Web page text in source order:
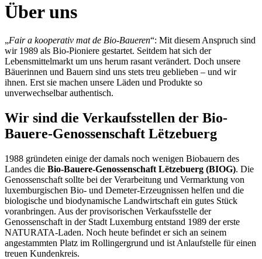
Über uns
„Fair a kooperativ mat de Bio-Baueren“: Mit diesem Anspruch sind
wir 1989 als Bio-Pioniere gestartet. Seitdem hat sich der
Lebensmittelmarkt um uns herum rasant verändert. Doch unsere
Bäuerinnen und Bauern sind uns stets treu geblieben – und wir
ihnen. Erst sie machen unsere Läden und Produkte so
unverwechselbar authentisch.
Wir sind die Verkaufsstellen der Bio-
Bauere-Genossenschaft Lëtzebuerg
1988 gründeten einige der damals noch wenigen Biobauern des
Landes die Bio-Bauere-Genossenschaft Lëtzebuerg (BIOG). Die
Genossenschaft sollte bei der Verarbeitung und Vermarktung von
luxemburgischen Bio- und Demeter-Erzeugnissen helfen und die
biologische und biodynamische Landwirtschaft ein gutes Stück
voranbringen. Aus der provisorischen Verkaufsstelle der
Genossenschaft in der Stadt Luxemburg entstand 1989 der erste
NATURATA-Laden. Noch heute befindet er sich an seinem
angestammten Platz im Rollingergrund und ist Anlaufstelle für einen
treuen Kundenkreis.